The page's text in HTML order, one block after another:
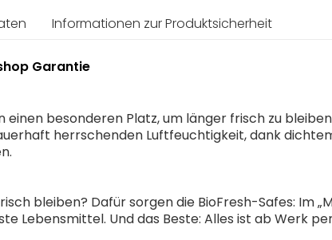
Informationen zur Produktsicherheit
Garantie
besonderen Platz, um länger frisch zu
herrschenden Luftfeuchtigkeit, dank
bleiben? Dafür sorgen die BioFresh-Safes: Im
Lebensmittel. Und das Beste: Alles ist ab Werk